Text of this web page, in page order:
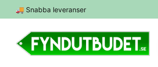
🚚 Snabba leveranser